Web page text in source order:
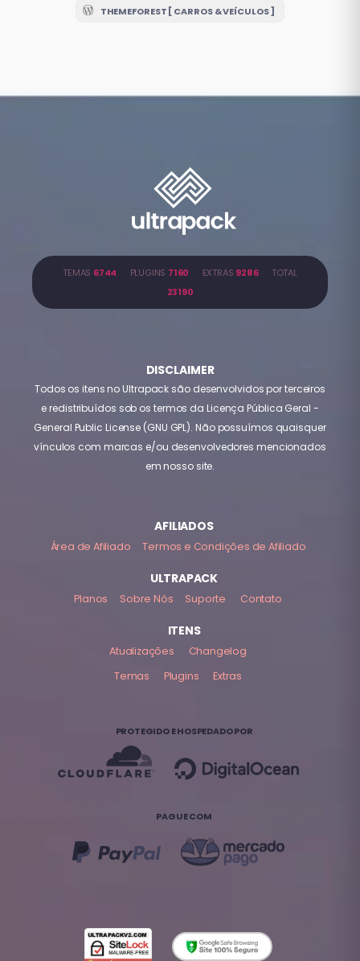
THEMEFOREST [ CARROS & VEÍCULOS ]
TEMAS 6744 PLUGINS 7160 EXTRAS 9286TOTAL
23190
DISCLAIMER
Todos os itens no Ultrapack são desenvolvidos por terceiros
e redistribuídos sob os termos da Licença Pública Geral -
General Public License (GNU GPL). Não possuímos quaisquer
vínculos com marcas e/ou desenvolvedores mencionados
em nosso site.
AFILIADOS
Área de Afiliado Termos e Condições de Afiliado
ULTRAPACK
Planos Sobre Nós Suporte Contato
ITENS
Atualizações
Changelog
Temas
Plugins Extras
PROTEGIDO E HOSPEDADO POR
PAGUE COM